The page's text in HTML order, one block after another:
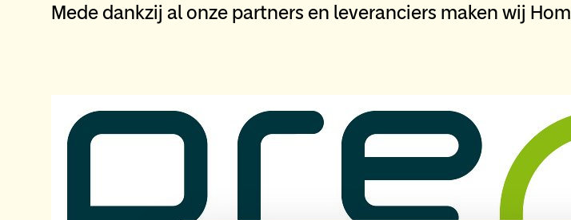
Mede dankzij al onze partners en leveranciers maken wij